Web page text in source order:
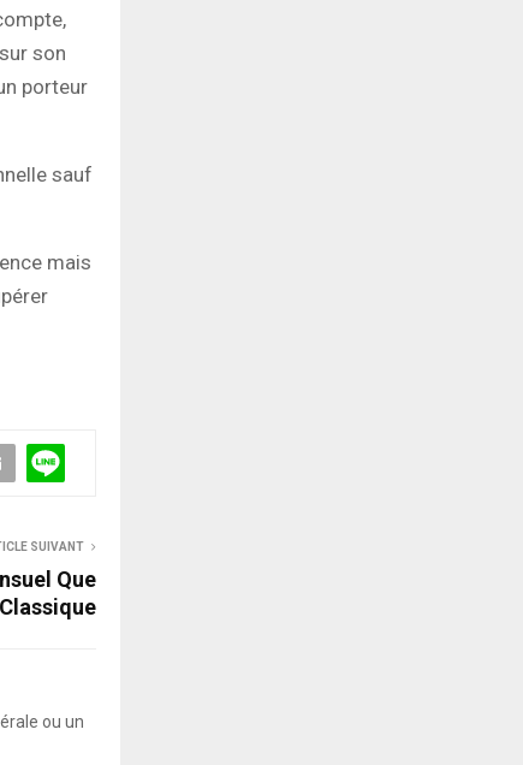
son
porteur
sauf
mais
SUIVANT
Que
ou un